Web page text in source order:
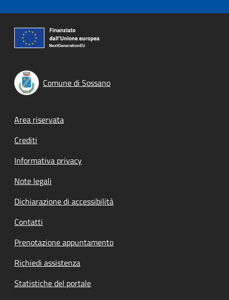
Comune di Sossano
Footer menu
Area riservata
Crediti
Informativa privacy
Note legali
Dichiarazione di accessibilità
Contatti
Prenotazione appuntamento
Richiedi assistenza
Statistiche del portale